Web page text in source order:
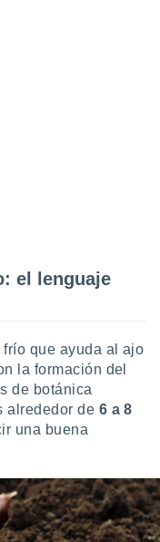
el lenguaje
que ayuda al ajo
la formación del
de botánica
alrededor de 6 a 8
una buena